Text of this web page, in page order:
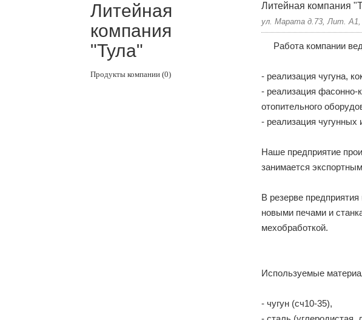
Литейная
компания
"Тула"
Продукты компании (0)
Литейная компания
ул. Марата д.73, Лит. А1,
Работа компании
- реализация чугуна,
- реализация фасонно-
отопительного
- реализация чугунных
Наше предприятие
занимается
В резерве
новыми печами и
мехобработкой.
Используемые
- чугун (сч10-35),